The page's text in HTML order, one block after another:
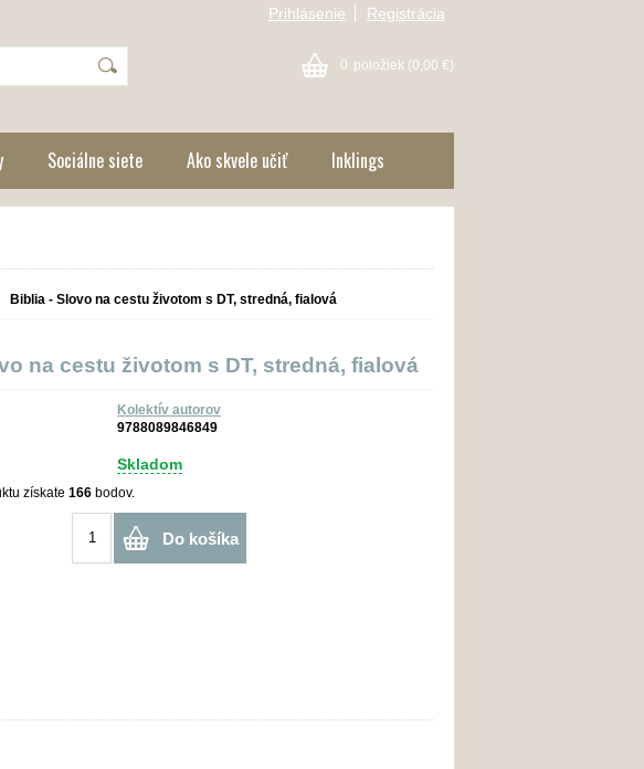
Prihlásenie Registrácia
0 položiek (0,00 €)
Sociálne siete Ako skvele učiť Inklings
Biblia - Slovo na cestu životom s DT, stredná, fialová
na cestu životom s DT, stredná, fialová
Kolektív autorov
9788089846849
Skladom
získate 166 bodov.
Do košíka